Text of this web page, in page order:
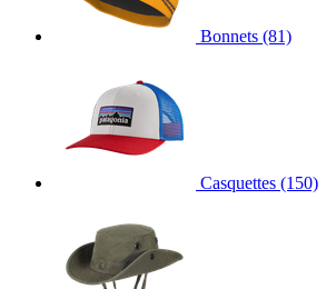
Bonnets (81)
Casquettes (150)